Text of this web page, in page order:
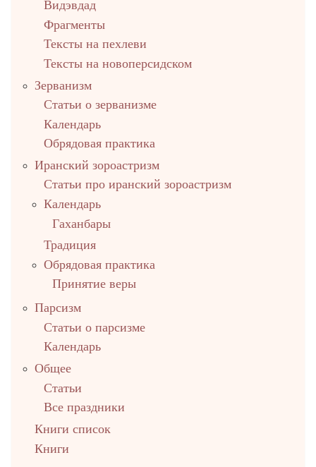
Видэвдад
Фрагменты
Тексты на пехлеви
Тексты на новоперсидском
Зерванизм
Статьи о зерванизме
Календарь
Обрядовая практика
Иранский зороастризм
Статьи про иранский зороастризм
Календарь
Гаханбары
Традиция
Обрядовая практика
Принятие веры
Парсизм
Статьи о парсизме
Календарь
Общее
Статьи
Все праздники
Книги список
Книги